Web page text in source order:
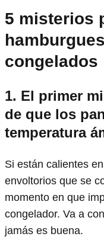
5 misterios
congelados
1. El primer
de que los
temperatura
Si están calientes
envoltorios que se
momento en que
congelador. Va a
jamás es buena.